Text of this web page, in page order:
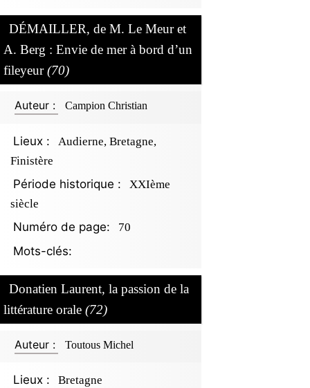
DÉMAILLER, de M. Le Meur et
A. Berg : Envie de mer à bord d’un
fileyeur(70)
Auteur : Campion Christian
Lieux :
Audierne, Bretagne,
Finistère
Période historique :
XXIème
siècle
Numéro de page: 70
Mots-clés:
Donatien Laurent, la passion de la
littérature orale (72)
Auteur : Toutous Michel
Lieux : Bretagne